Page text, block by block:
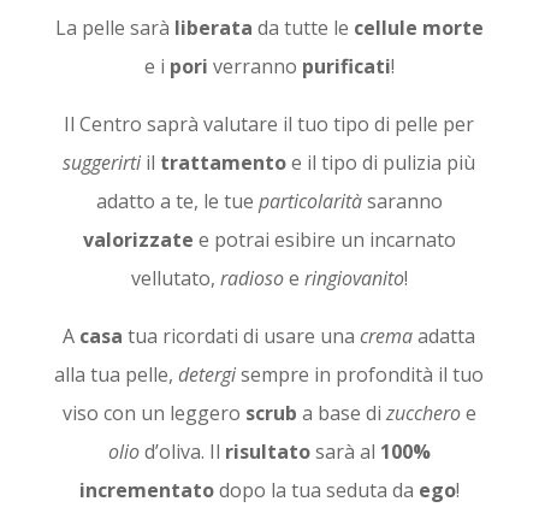
La pelle sarà liberata da tutte le cellule morte
e i pori verranno purificati!
Il Centro saprà valutare il tuo tipo di pelle per
suggerirti il trattamentoe il tipo di pulizia più
adatto a te, le tue particolaritàsaranno
valorizzate e potrai esibire un incarnato
vellutato, radiosoe ringiovanito!
A casa tua ricordati di usare unacremaadatta
alla tua pelle,detergisempre in profondità il tuo
viso con un leggero scrub a base di zuccheroe
oliod’oliva. Il risultatosarà al 100%
incrementatodopo la tua seduta da ego!